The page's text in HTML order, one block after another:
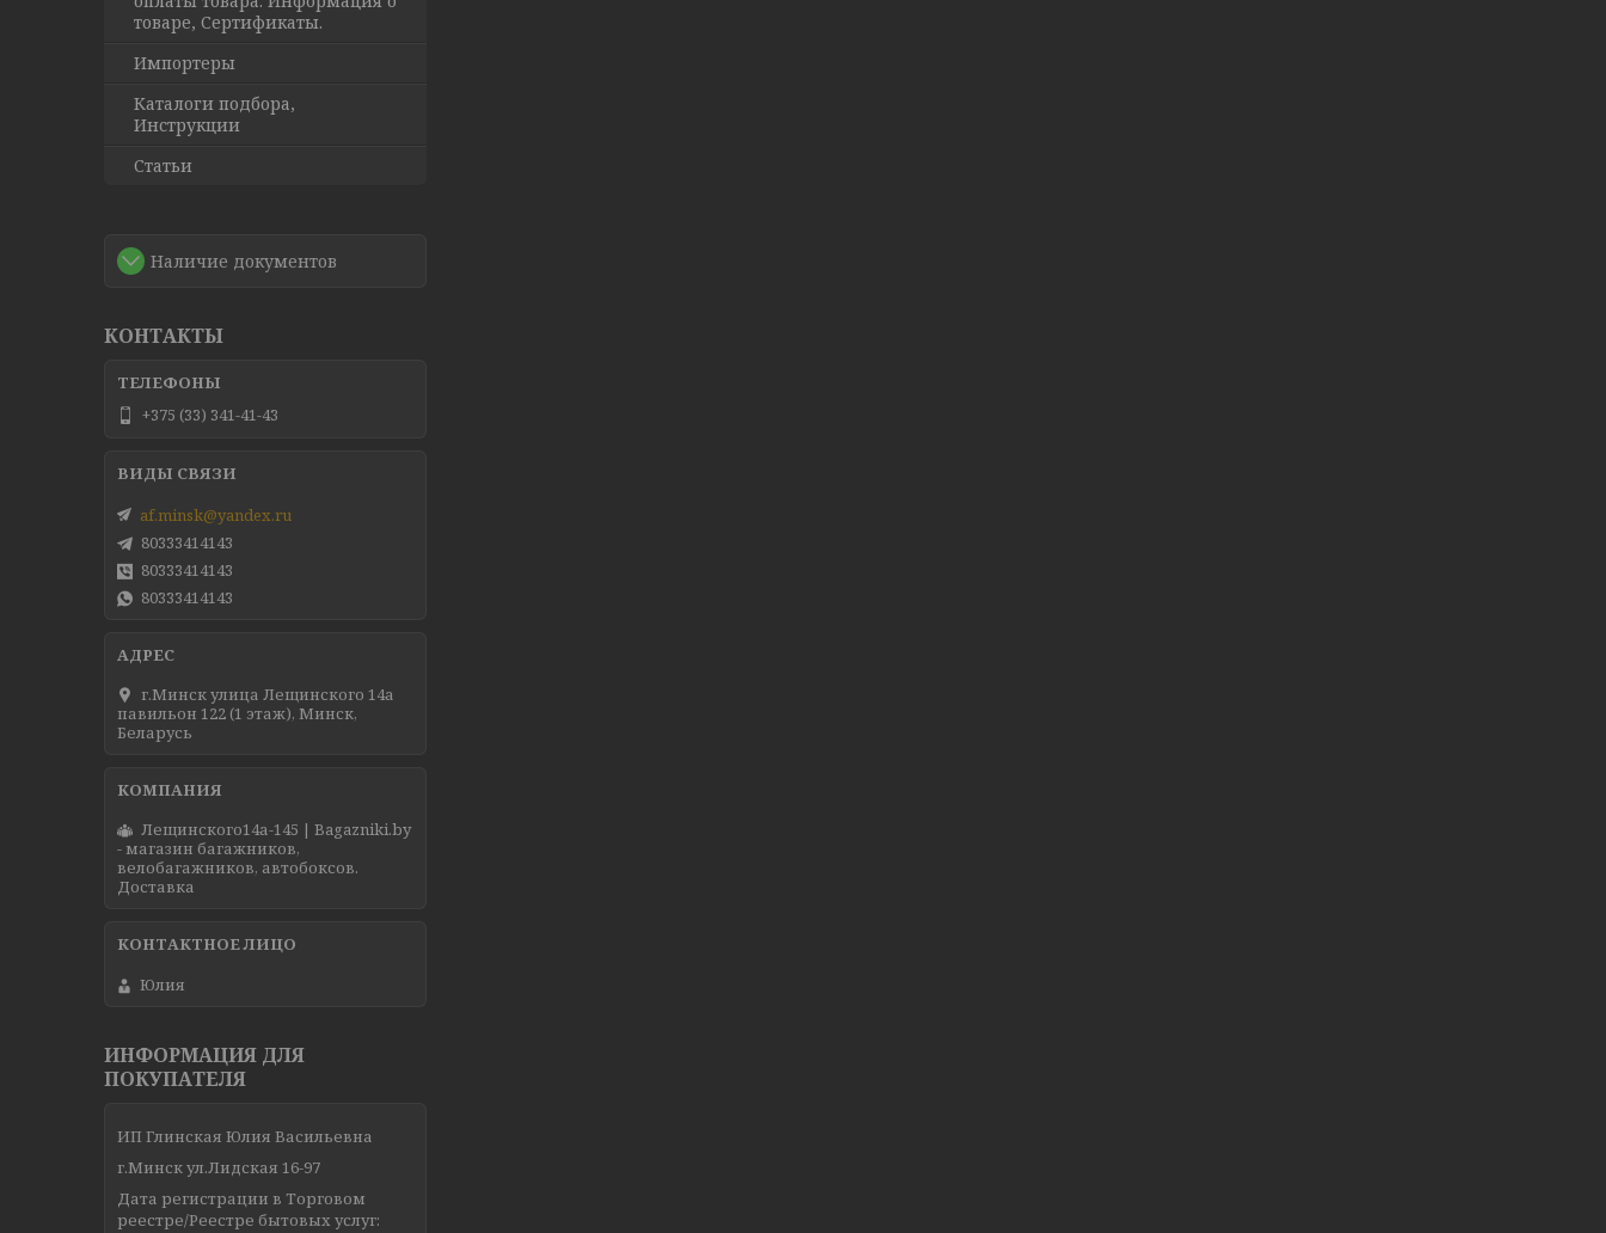
товаре, Сертификаты.
Импортеры
Каталоги подбора,
Инструкции
Статьи
Наличие документов
КОНТАКТЫ
+375 (33) 341-41-43
af.minsk@yandex.ru
80333414143
80333414143
80333414143
г.Минск улица Лещинского 14а
павильон 122 (1 этаж), Минск,
Беларусь
Лещинского14а-145 | Bagazniki.by
- магазин багажников,
велобагажников, автобоксов.
Доставка
Юлия
ИНФОРМАЦИЯ ДЛЯ
ПОКУПАТЕЛЯ
ИП Глинская Юлия Васильевна
г.Минск ул.Лидская 16-97
Дата регистрации в Торговом
реестре/Реестре бытовых услуг: